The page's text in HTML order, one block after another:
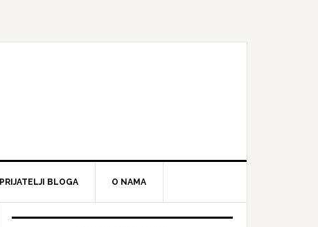
PRIJATELJI BLOGA O NAMA
Primary